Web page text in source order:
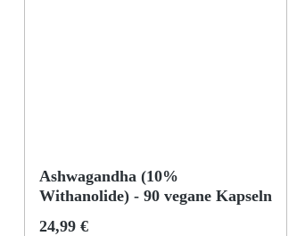
Ashwagandha (10%
Withanolide) - 90 vegane Kapseln
Regulärer Preis:
24,99 €